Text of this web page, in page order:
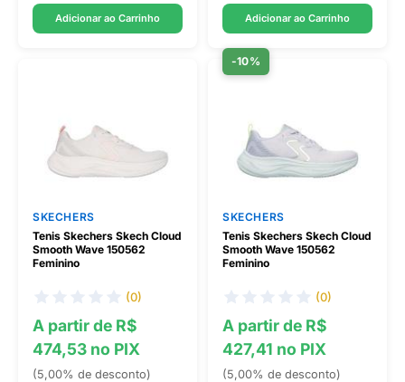
Adicionar ao Carrinho Adicionar ao Carrinho
SKECHERS
Tenis Skechers Skech Cloud
Smooth Wave 150562
Feminino
(0)
A partir de R$
474,53 no PIX
(5,00% de desconto)
-10%
SKECHERS
Tenis Skechers Skech Cloud
Smooth Wave 150562
Feminino
(0)
A partir de R$
427,41 no PIX
(5,00% de desconto)